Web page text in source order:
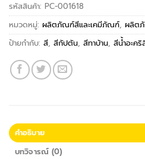
รหัสสินค้า: PC-001618
หมวดหมู่: ผลิตภัณฑ์สีและเคมีภัณฑ์, ผลิต
ป้ายกำกับ: สี, สีกัปตัน, สีทาบ้าน, สีน้ำอะคริ
คำอธิบาย
บทวิจารณ์ (0)